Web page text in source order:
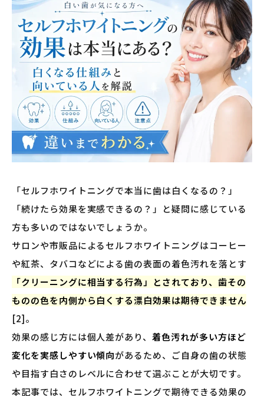
「セルフホワイトニングで本当に歯は白くなるの？」
「続けたら効果を実感できるの？」と疑問に感じている
方も多いのではないでしょうか。
サロンや市販品によるセルフホワイトニングはコーヒー
や紅茶、タバコなどによる歯の表面の着色汚れを落とす
「クリーニングに相当する行為」とされており、歯その
ものの色を内側から白くする漂白効果は期待できません
[2]。
効果の感じ方には個人差があり、着色汚れが多い方ほど
変化を実感しやすい傾向があるため、ご自身の歯の状態
や目指す白さのレベルに合わせて選ぶことが大切です。
本記事では、セルフホワイトニングで期待できる効果の